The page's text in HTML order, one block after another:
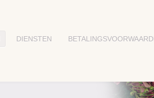
DIENSTEN